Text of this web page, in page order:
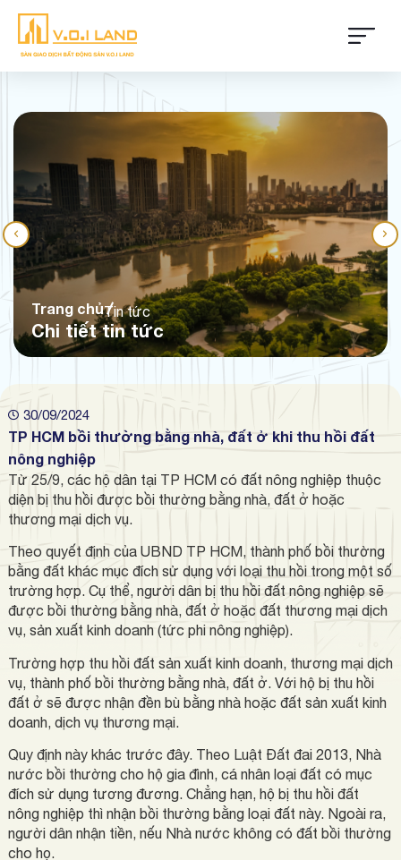
Trang chủTin tức
Chi tiết tin tức
30/09/2024
TP HCM bồi thường bằng nhà, đất ở khi thu hồi đất
nông nghiệp
Từ 25/9, các hộ dân tại TP HCM có đất nông nghiệp thuộc
diện bị thu hồi được bồi thường bằng nhà, đất ở hoặc
thương mại dịch vụ.
Theo quyết định của UBND TP HCM, thành phố bồi thường
bằng đất khác mục đích sử dụng với loại thu hồi trong một số
trường hợp. Cụ thể, người dân bị thu hồi đất nông nghiệp sẽ
được bồi thường bằng nhà, đất ở hoặc đất thương mại dịch
vụ, sản xuất kinh doanh (tức phi nông nghiệp).
Trường hợp thu hồi đất sản xuất kinh doanh, thương mại dịch
vụ, thành phố bồi thường bằng nhà, đất ở. Với hộ bị thu hồi
đất ở sẽ được nhận đền bù bằng nhà hoặc đất sản xuất kinh
doanh, dịch vụ thương mại.
Quy định này khác trước đây. Theo Luật Đất đai 2013, Nhà
nước bồi thường cho hộ gia đình, cá nhân loại đất có mục
đích sử dụng tương đương. Chẳng hạn, hộ bị thu hồi đất
nông nghiệp thì nhận bồi thường bằng loại đất này. Ngoài ra,
người dân nhận tiền, nếu Nhà nước không có đất bồi thường
cho họ.